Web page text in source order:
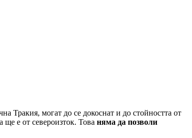
Тракия, могат до се докоснат и до стойността от
е от североизток. Това няма да позволи